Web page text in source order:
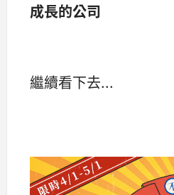
成長的公司
繼續看下去...